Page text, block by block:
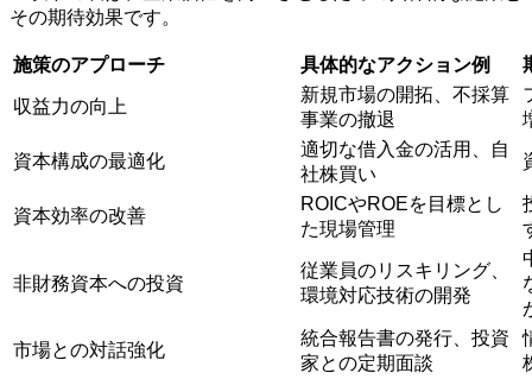
その期待効果です。
施策のアプローチ 具体的なアクション例
収益力の向上
新規市場の開拓、不採算
事業の撤退
資本構成の最適化
適切な借入金の活用、自
社株買い
資本効率の改善
ROICやROEを目標とし
た現場管理
非財務資本への投資
従業員のリスキリング、
環境対応技術の開発
市場との対話強化
統合報告書の発行、投資
家との定期面談